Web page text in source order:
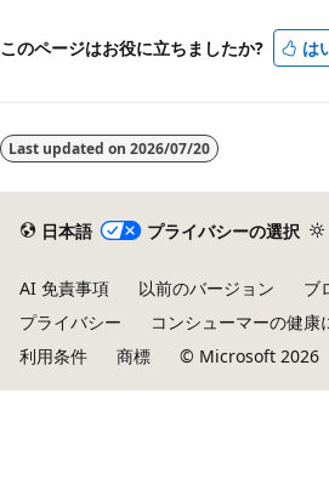
このページはお役に立ちましたか? は
Last updated on 2026/07/20
日本語 プライバシーの選択
AI 免責事項 以前のバージョン ブ
プライバシー
コンシューマーの健康
利用条件
商標 © Microsoft 2026